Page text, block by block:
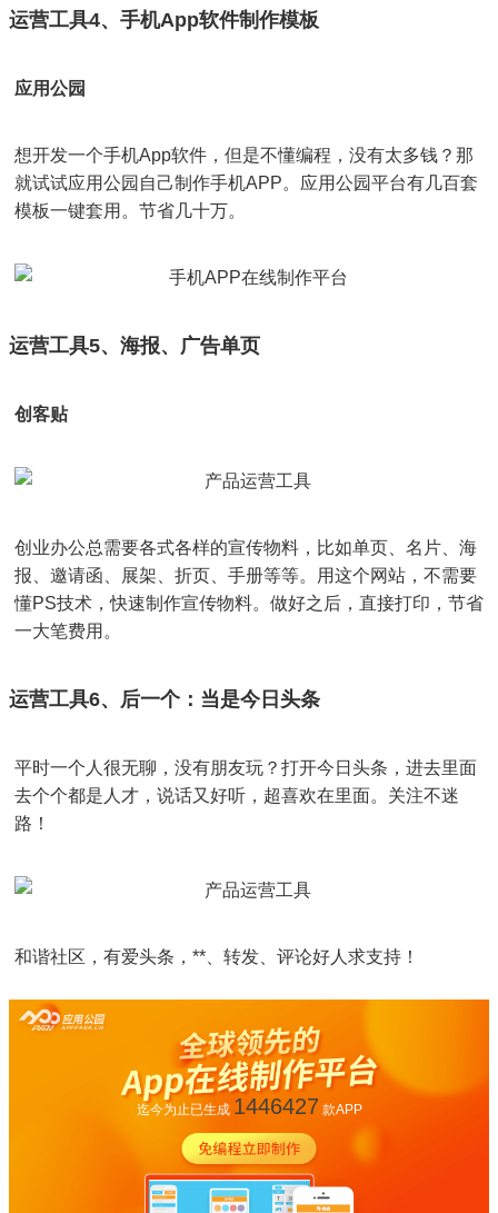
运营工具4、手机App软件制作模板
应用公园
想开发一个手机App软件，但是不懂编程，没有太多钱？那
就试试应用公园自己制作手机APP。应用公园平台有几百套
模板一键套用。节省几十万。
运营工具5、海报、广告单页
创客贴
创业办公总需要各式各样的宣传物料，比如单页、名片、海
报、邀请函、展架、折页、手册等等。用这个网站，不需要
懂PS技术，快速制作宣传物料。做好之后，直接打印，节省
一大笔费用。
运营工具6、后一个：当是今日头条
平时一个人很无聊，没有朋友玩？打开今日头条，进去里面
去个个都是人才，说话又好听，超喜欢在里面。关注不迷
路！
和谐社区，有爱头条，**、转发、评论好人求支持！
迄今为止已生成 1446427 款APP